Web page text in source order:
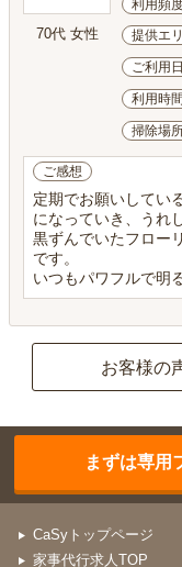
70代 女性
利用頻
提供エ
ご利用日
利用時間
掃除場
ご感想
定期でお願いしてい
になっていき、うれ
黒ずんでいたフロー
です。
いつもパワフルで明
お客様の
まずは専用
CaSyトップページ
家事代行求人TOP